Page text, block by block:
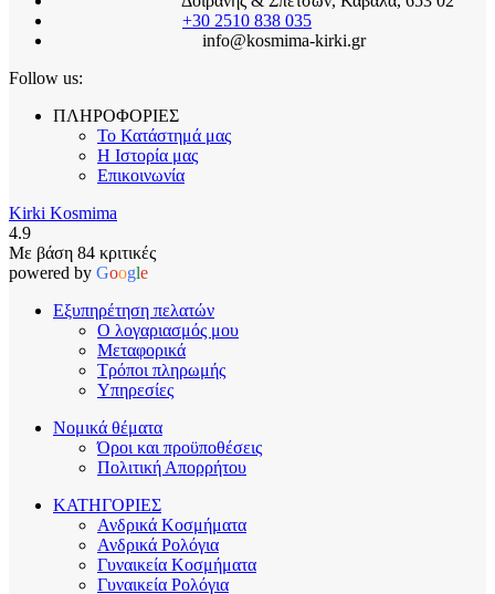
+30 2510 838 035
info@kosmima-kirki.gr
Follow us:
ΠΛΗΡΟΦΟΡΙΕΣ
Το Κατάστημά μας
Η Ιστορία μας
Επικοινωνία
Kirki Kosmima
4.9
Με βάση 84 κριτικές
powered by Google
Εξυπηρέτηση πελατών
Ο λογαριασμός μου
Μεταφορικά
Τρόποι πληρωμής
Υπηρεσίες
Νομικά θέματα
Όροι και προϋποθέσεις
Πολιτική Απορρήτου
ΚΑΤΗΓΟΡΙΕΣ
Ανδρικά Κοσμήματα
Ανδρικά Ρολόγια
Γυναικεία Κοσμήματα
Γυναικεία Ρολόγια